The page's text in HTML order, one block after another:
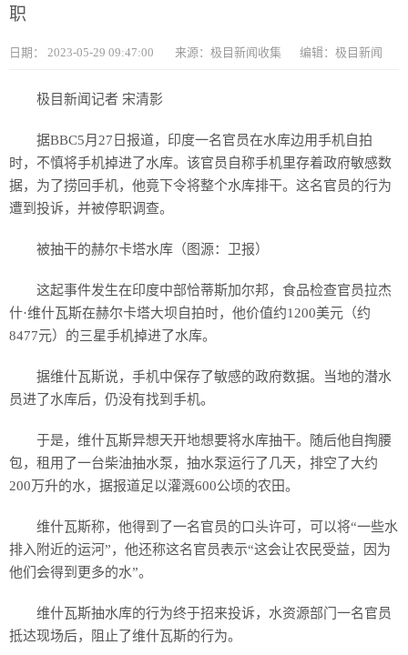
职
日期： 2023-05-29 09:47:00 来源：极目新闻收集 编辑：极目新闻
极目新闻记者 宋清影
据BBC5月27日报道，印度一名官员在水库边用手机自拍
时，不慎将手机掉进了水库。该官员自称手机里存着政府敏感数
据，为了捞回手机，他竟下令将整个水库排干。这名官员的行为
遭到投诉，并被停职调查。
被抽干的赫尔卡塔水库（图源：卫报）
这起事件发生在印度中部恰蒂斯加尔邦，食品检查官员拉杰
什·维什瓦斯在赫尔卡塔大坝自拍时，他价值约1200美元（约
8477元）的三星手机掉进了水库。
据维什瓦斯说，手机中保存了敏感的政府数据。当地的潜水
员进了水库后，仍没有找到手机。
于是，维什瓦斯异想天开地想要将水库抽干。随后他自掏腰
包，租用了一台柴油抽水泵，抽水泵运行了几天，排空了大约
200万升的水，据报道足以灌溉600公顷的农田。
维什瓦斯称，他得到了一名官员的口头许可，可以将“一些水
排入附近的运河”，他还称这名官员表示“这会让农民受益，因为
他们会得到更多的水”。
维什瓦斯抽水库的行为终于招来投诉，水资源部门一名官员
抵达现场后，阻止了维什瓦斯的行为。